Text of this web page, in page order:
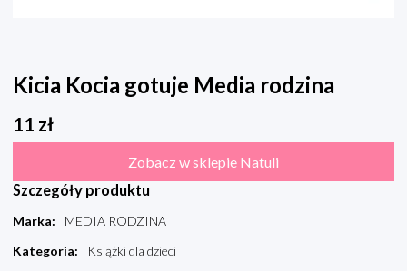
Kicia Kocia gotuje Media rodzina
11 zł
Zobacz w sklepie Natuli
Szczegóły produktu
Marka:
MEDIA RODZINA
Kategoria:
Książki dla dzieci